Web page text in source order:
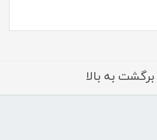
برگشت به بالا